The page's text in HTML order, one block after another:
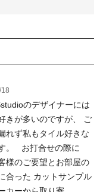
のデザイナーには
きが多いのですが、 ご
れず私もタイル好きな
。 お打合せの際に
様のご要望とお部屋の
合った カットサンプル